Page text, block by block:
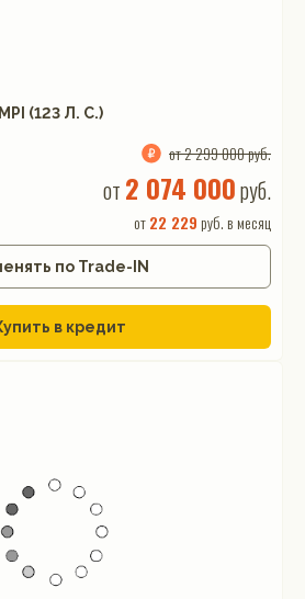
(123 Л. C.)
от 2 299 000 руб.
от 2 074 000руб.
от22 229 руб. в месяц
по Trade-IN
в кредит